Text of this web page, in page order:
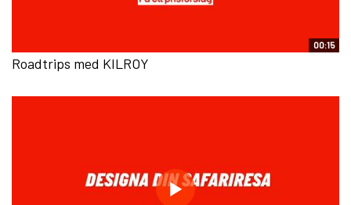
00:15
Roadtrips med KILROY